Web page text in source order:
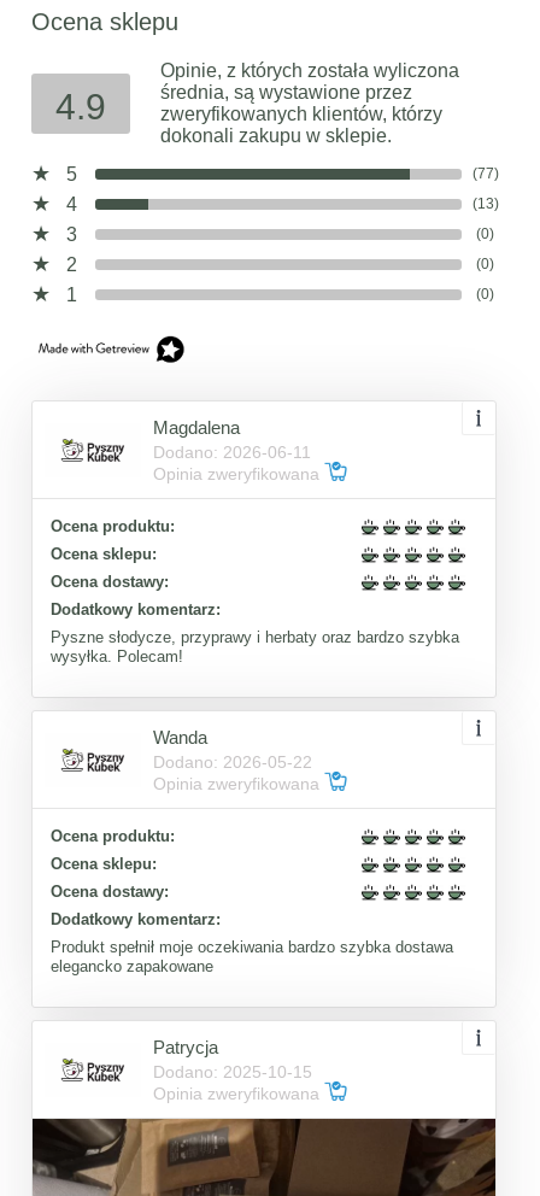
Ocena sklepu
4.9
Opinie, z których została wyliczona
średnia, są wystawione przez
zweryfikowanych klientów, którzy
dokonali zakupu w sklepie.
5
(77)
4 (13)
3 (0)
2 (0)
1 (0)
Magdalena
Dodano: 2026-06-11
Opinia zweryfikowana
Ocena produktu:
Ocena sklepu:
Ocena dostawy:
Dodatkowy komentarz:
Pyszne słodycze, przyprawy i herbaty oraz bardzo szybka
wysyłka. Polecam!
Wanda
Dodano: 2026-05-22
Opinia zweryfikowana
Ocena produktu:
Ocena sklepu:
Ocena dostawy:
Dodatkowy komentarz:
Produkt spełnił moje oczekiwania bardzo szybka dostawa
elegancko zapakowane
Patrycja
Dodano: 2025-10-15
Opinia zweryfikowana